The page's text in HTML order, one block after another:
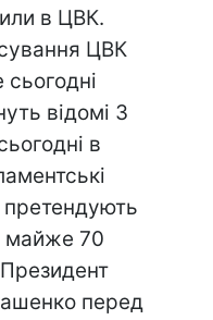
в ЦВК.
ЦВК
відомі 3
в
претендують
майже 70
Президент
перед